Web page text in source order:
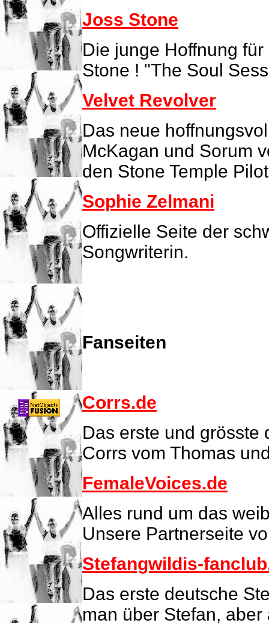
Joss Stone
Die junge Hoffnung
Stone ! "The Soul
Velvet Revolver
Das neue
McKagan und Sorum
den Stone Temple
Sophie Zelmani
Offizielle Seite der
Songwriterin.
Fanseiten
Corrs.de
Das erste und grösste
Corrs vom Thomas
FemaleVoices.de
Alles rund um das
Unsere Partnerseite
Stefangwildis-
Das erste deutsche
man über Stefan,